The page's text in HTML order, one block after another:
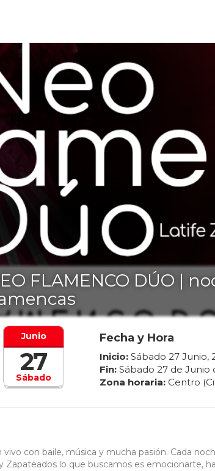
FLAMENCO DÚO |
Sábado
Junio
27
Fecha y Hora
Inicio: Sábado 27 Junio,
Fin: Sábado 27de Junio
Zona horaria: Centro
con baile, música y mucha pasión. Cada
Zapateados lo que buscamos es emocionarte,